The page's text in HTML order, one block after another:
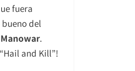
fuera
del
Manowar.
and Kill”!